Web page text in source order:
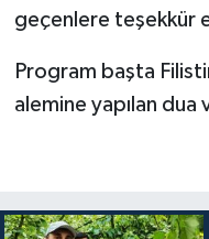
geçenlere teşekkür
Program başta
alemine yapılan dua
Edirne
Elazığ Müftülüğü